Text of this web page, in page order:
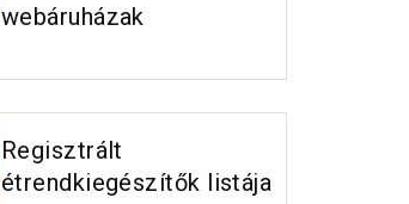
webáruházak
Regisztrált
étrendkiegészítők listája